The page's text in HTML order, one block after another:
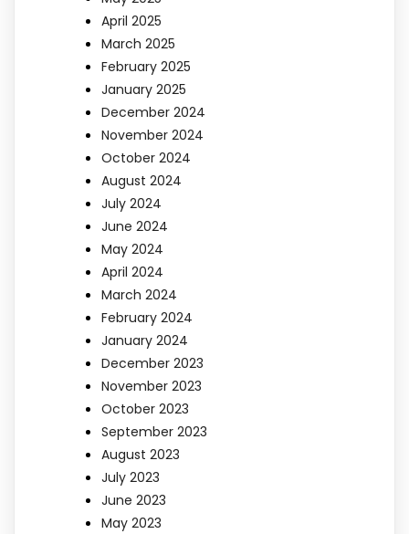
April 2025
March 2025
February 2025
January 2025
December 2024
November 2024
October 2024
August 2024
July 2024
June 2024
May 2024
April 2024
March 2024
February 2024
January 2024
December 2023
November 2023
October 2023
September 2023
August 2023
July 2023
June 2023
May 2023